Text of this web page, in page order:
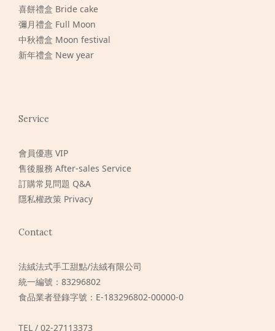
喜餅禮盒 Bride cake
彌月禮盒 Full Moon
中秋禮盒 Moon festival
新年禮盒 New year
Service
會員優惠 VIP
售後服務 After-sales Service
訂購常見問題 Q&A
隱私權政策 Privacy
Contact
法絨法式手工甜點/法絨有限公司
統一編號：83296802
食品業者登錄字號：E-183296802-00000-0
TEL / 02-27113373